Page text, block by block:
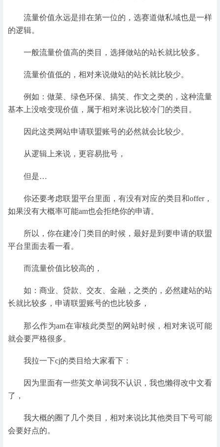
流量价值永远是排在第一位的，选赛道做私域也是一样
的逻辑。
一般流量价值高的类目，选择做站的站长就比较多。
流量价值低的，相对来说做站的站长就比较少。
例如：做菜、绿色环保、搞笑、作文之类的，这种流量
基本上没啥变现价值，属于相对来说比较冷门的类目。
因此这类网站申请联盟账号的必然就会比较少。
从逻辑上来说，更容易批号，
但是…
你还要考虑联盟平台里面，有没有对应的类目和offer，
如果没有大概率可能am也会拒绝你的申请。
所以，你在建冷门类目的时候，最好是到要申请的联盟
平台里面去看一看。
而流量价值比较高的，
如：商业、贷款、交友、金融，之类的，必然建站的站
长就比较多，申请联盟账号的也比较多，
那么作为am在审核此类型的网站时候，相对来说可能
就会要严格很多。
我拉一下cj的类目给大家看下：
因为里面有一些英文单词我不认识，我也懒得改中文看
了，
我大概的圈了几个类目，相对来说比其他类目下号可能
会要好点的。